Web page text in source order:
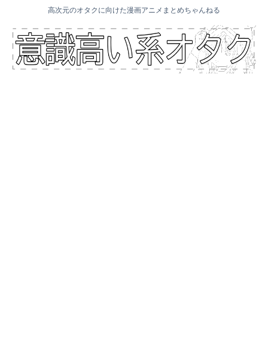
高次元のオタクに向けた漫画アニメまとめちゃんねる